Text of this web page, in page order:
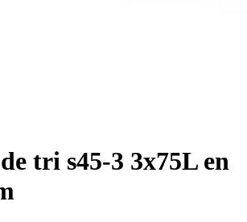
tri s45-3 3x75L en